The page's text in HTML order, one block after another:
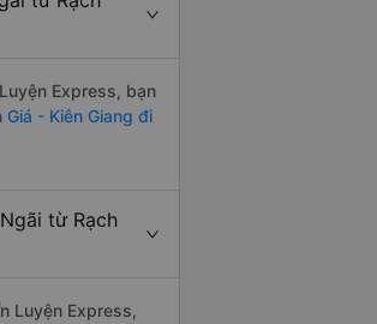
Express, bạn
Giá - Kiên Giang đi
từ Rạch
Luyện Express,